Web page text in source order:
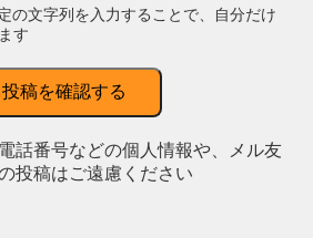
の文字列を入力することで、自分だけ
す
投稿を確認する
話番号などの個人情報や、メル友
投稿はご遠慮ください